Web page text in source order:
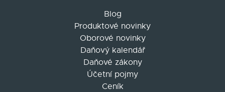
Blog
Produktové novinky
Oborové novinky
Daňový kalendář
Daňové zákony
Účetní pojmy
Ceník